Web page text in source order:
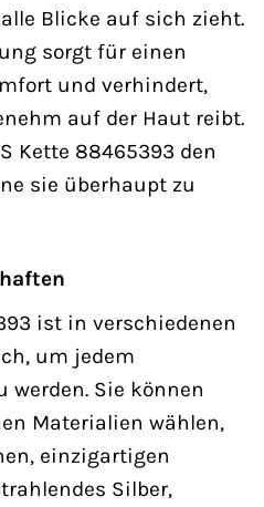
Blicke auf sich zieht.
sorgt für einen
und verhindert,
auf der Haut reibt.
Kette 88465393 den
sie überhaupt zu
ist in verschiedenen
um jedem
werden. Sie können
Materialien wählen,
einzigartigen
Silber,